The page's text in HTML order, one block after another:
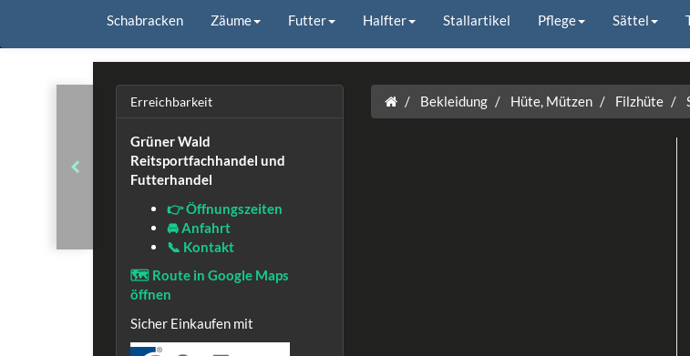
Schabracken Zäume Futter Halfter Stallartikel Pflege Sättel
Bekleidung Hüte, Mützen Filzhüte
Erreichbarkeit
Grüner Wald
Reitsportfachhandel und
Futterhandel
👉 Öffnungszeiten
🚘 Anfahrt
📞 Kontakt
🗺️ Route in Google Maps
öffnen
Sicher Einkaufen mit